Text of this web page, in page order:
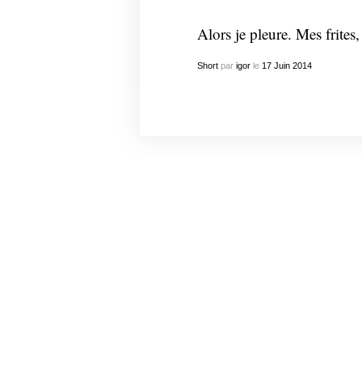
Alors je pleure. Mes
Shortpar igorle 17 Juin 2014